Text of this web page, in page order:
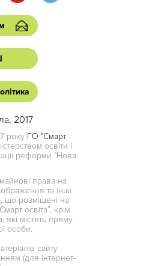
2017
року ГО "Смарт
освіти і
реформи "Нова
права на
та інші
що розміщені на
освіта”, крім
які містять пряму
особи.
сайту
(для інтернет-